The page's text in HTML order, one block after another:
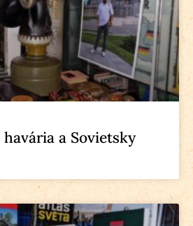
a Sovietsky